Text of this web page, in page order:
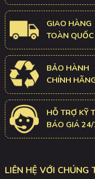
GIAO HÀNG
TOÀN
BẢO HÀNH
CHÍNH
HỖ TRỢ KỸ
BÁO GIÁ
LIÊN HỆ VỚI CHÚNG